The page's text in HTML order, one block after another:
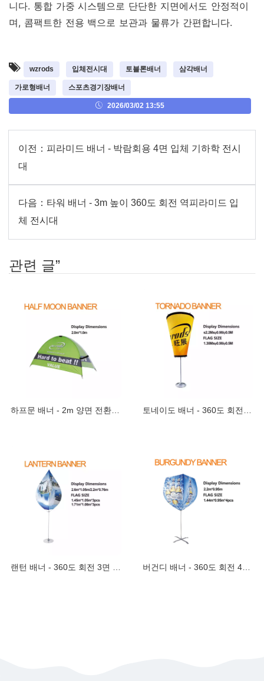
니다. 통합 가중 시스템으로 단단한 지면에서도 안정적이
며, 콤팩트한 전용 백으로 보관과 물류가 간편합니다.
wzrods 입체전시대 토블론배너 삼각배너
가로형배너 스포츠경기장배너
2026/03/02 13:55
이전： 피라미드 배너 - 박람회용 4면 입체 기하학 전시
대
다음： 타워 배너 - 3m 높이 360도 회전 역피라미드 입
체 전시대
관련 글”